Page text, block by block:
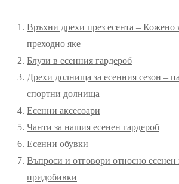
Връхни дрехи през есента – Кожено
преходно яке
Блузи в есенния гардероб
Дрехи долнища за есенния сезон –
спортни долнища
Есенни аксесоари
Чанти за нашия есенен гардероб
Есенни обувки
Въпроси и отговори относно есенен
придобивки